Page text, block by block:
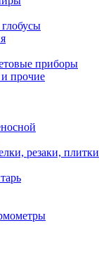
приборы
прочие
резаки, плитки